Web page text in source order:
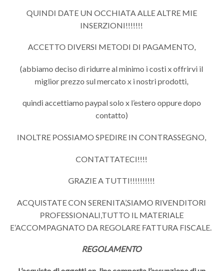
QUINDI DATE UN OCCHIATA ALLE ALTRE MIE
INSERZIONI!!!!!!!
ACCETTO DIVERSI METODI DI PAGAMENTO,
(abbiamo deciso di ridurre al minimo i costi x offrirvi il
miglior prezzo sul mercato x i nostri prodotti,
quindi accettiamo paypal solo x l’estero oppure dopo
contatto)
INOLTRE POSSIAMO SPEDIRE IN CONTRASSEGNO,
CONTATTATECI!!!!
GRAZIE A TUTTI!!!!!!!!!!
ACQUISTATE CON SERENITA’,SIAMO RIVENDITORI
PROFESSIONALI,TUTTO IL MATERIALE
E’ACCOMPAGNATO DA REGOLARE FATTURA FISCALE.
REGOLAMENTO